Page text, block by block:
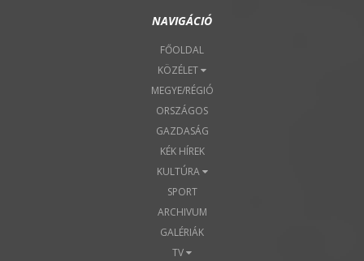
NAVIGÁCIÓ
FŐOLDAL
KÖZÉLET
MEGYE/RÉGIÓ
ORSZÁGOS
GAZDASÁG
KÉK HÍREK
KULTÚRA
SPORT
ARCHIVUM
GALÉRIÁK
TV